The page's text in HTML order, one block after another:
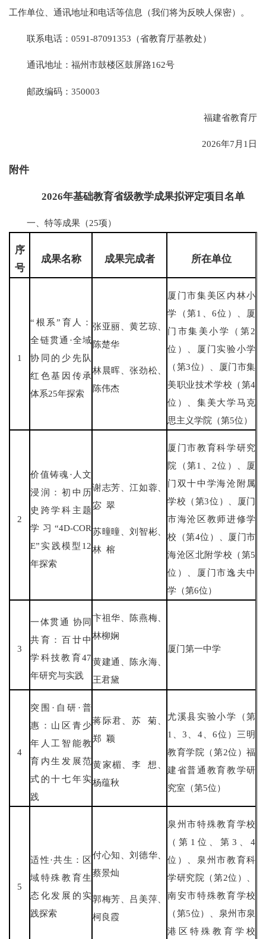
工作单位、通讯地址和电话等信息（我们将为反映人保密）。
联系电话：0591-87091353（省教育厅基教处）
通讯地址：福州市鼓楼区鼓屏路162号
邮政编码：350003
福建省教育厅
2026年7月1日
附件
2026年基础教育省级教学成果拟评定项目名单
一、特等成果（25项）
序
号
成果名称 成果完成者 所在单位
1
“根系”育人：
全链贯通·全域
协同的少先队
红色基因传承
体系25年探索
张亚丽、黄艺琼、
陈楚华
林晨晖、张劲松、
陈伟杰
厦门市集美区内林小
学（第1、6位）、厦
门市集美小学（第2
位）、厦门实验小学
（第3位）、厦门市集
美职业技术学校（第4
位）、集美大学马克
思主义学院（第5位）
2
价值铸魂·人文
浸润：初中历
史跨学科主题
学习“4D-COR
E”实践模型12
年探索
谢志芳、江如蓉、
宓 翠
苏曈曈、刘智彬、
林 榕
厦门市教育科学研究
院（第1、2位）、厦
门双十中学海沧附属
学校（第3位）、厦门
市海沧区教师进修学
校（第4位）、厦门市
海沧区北附学校（第5
位）、厦门市逸夫中
学（第6位）
3
一体贯通 协同
共育：百廿中
学科技教育47
年研究与实践
卞祖华、陈燕梅、
林柳娴
黄建通、陈永海、
王君黛
厦门第一中学
4
突围·自研·普
惠：山区青少
年人工智能教
育内生发展范
式的十七年实
践
蒋际君、苏 菊、
郑 颖
黄家楣、李 想、
杨蕴秋
尤溪县实验小学（第
1、3、4、6位）三明
教育学院（第2位）福
建省普通教育教学研
究室（第5位）
5
适性·共生：区
域特殊教育生
态化发展的实
践探索
付心知、刘德华、
蔡景灿
郭梅芳、吕美萍、
柯良霞
泉州市特殊教育学校
（第1位、第3、4
位）、泉州市教育科
学研究院（第2位）、
南安市特殊教育学校
（第5位）、泉州市泉
港区特殊教育学校